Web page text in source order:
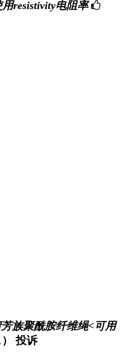
resistivity电阻率
族聚酰胺纤维绳<可用
投诉